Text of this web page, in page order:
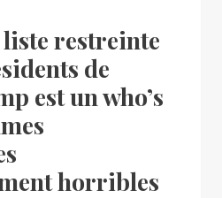
restreinte
de
est un who’s
horribles